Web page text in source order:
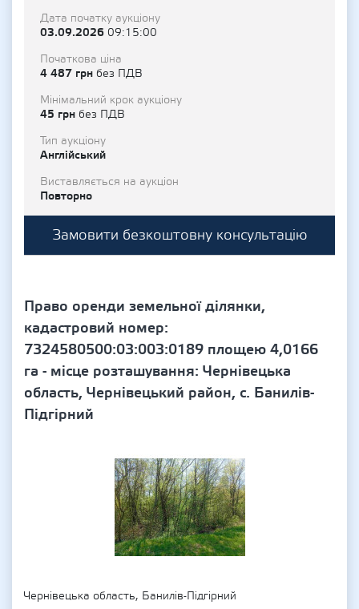
Дата початку аукціону
03.09.2026 09:15:00
Початкова ціна
4 487 грн без ПДВ
Мінімальний крок аукціону
45 грн без ПДВ
Тип аукціону
Англійський
Виставляється на аукціон
Повторно
Замовити безкоштовну консультацію
Право оренди земельної ділянки,
кадастровий номер:
7324580500:03:003:0189 площею 4,0166
га - місце розташування: Чернівецька
область, Чернівецький район, с. Банилів-
Підгірний
Чернівецька область, Банилів-Підгірний